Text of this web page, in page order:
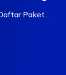
Paket...